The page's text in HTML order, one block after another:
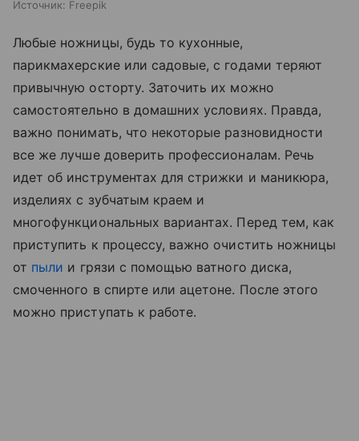
Источник: Freepik
Любые ножницы, будь то кухонные,
парикмахерские или садовые, с годами теряют
привычную осторту. Заточить их можно
самостоятельно в домашних условиях. Правда,
важно понимать, что некоторые разновидности
все же лучше доверить профессионалам. Речь
идет об инструментах для стрижки и маникюра,
изделиях с зубчатым краем и
многофункциональных вариантах. Перед тем, как
приступить к процессу, важно очистить ножницы
от пыли и грязи с помощью ватного диска,
смоченного в спирте или ацетоне. После этого
можно приступать к работе.